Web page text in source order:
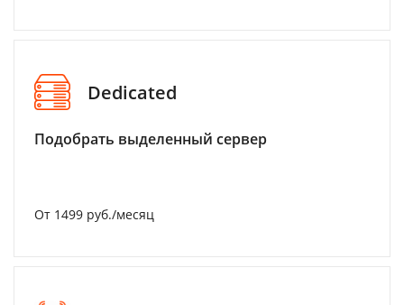
Dedicated
Подобрать выделенный сервер
От 1499 руб./месяц